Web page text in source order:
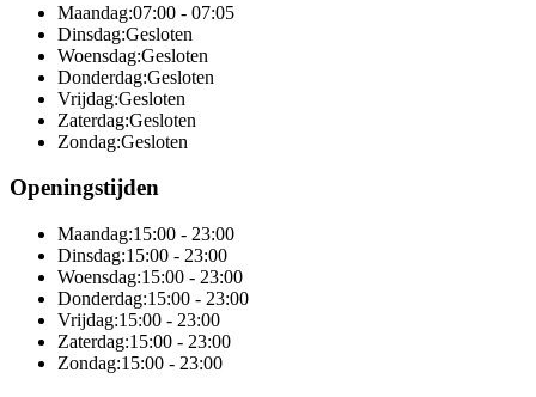
Maandag:07:00 - 07:05
Dinsdag:Gesloten
Woensdag:Gesloten
Donderdag:Gesloten
Vrijdag:Gesloten
Zaterdag:Gesloten
Zondag:Gesloten
Openingstijden
Maandag:15:00 - 23:00
Dinsdag:15:00 - 23:00
Woensdag:15:00 - 23:00
Donderdag:15:00 - 23:00
Vrijdag:15:00 - 23:00
Zaterdag:15:00 - 23:00
Zondag:15:00 - 23:00